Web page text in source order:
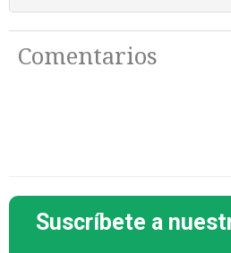
Comentarios
Suscríbete a